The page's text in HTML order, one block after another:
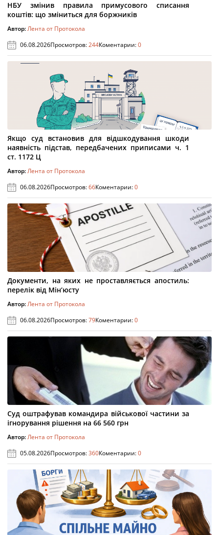
НБУ змінив правила примусового списання
коштів: що зміниться для боржників
Автор:Лента от Протокола
06.08.2026Просмотров:244Коментарии:0
Якщо суд встановив для відшкодування шкоди
наявність підстав, передбачених приписами ч. 1
ст. 1172 Ц
Автор:Лента от Протокола
06.08.2026Просмотров:66Коментарии:0
Документи, на яких не проставляється апостиль:
перелік від Мін’юсту
Автор:Лента от Протокола
06.08.2026Просмотров:79Коментарии:0
Суд оштрафував командира військової частини за
ігнорування рішення на 66 560 грн
Автор:Лента от Протокола
05.08.2026Просмотров:360Коментарии:0